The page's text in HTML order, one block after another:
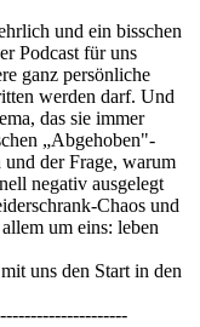
und ein bisschen
Podcast für uns
ganz persönliche
werden darf. Und
das sie immer
„Abgehoben"-
der Frage, warum
negativ ausgelegt
Chaos und
um eins: leben
uns den Start in den